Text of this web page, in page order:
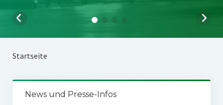
Startseite
News und Presse-Infos